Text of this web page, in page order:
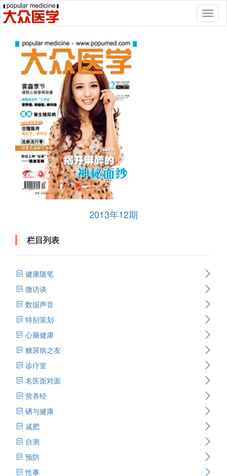
2013年12期
栏目列表
健康随笔
微访谈
数据声音
特别策划
心脑健康
糖尿病之友
诊疗室
名医面对面
营养经
硒与健康
减肥
自测
预防
性事